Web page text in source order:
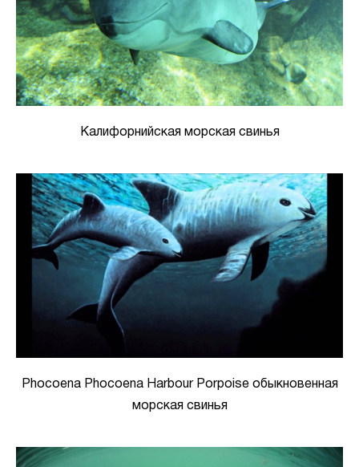
Калифорнийская морская свинья
Phocoena Phocoena Harbour Porpoise обыкновенная
морская свинья